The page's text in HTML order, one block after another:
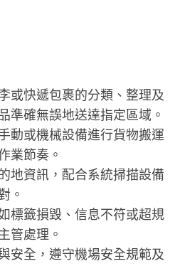
或快遞包裹的分類、整理及
準確無誤地送達指定區域。
動或機械設備進行貨物搬運
業節奏。
地資訊，配合系統掃描設備
。
標籤損毀、信息不符或超規
管處理。
安全，遵守機場安全規範及